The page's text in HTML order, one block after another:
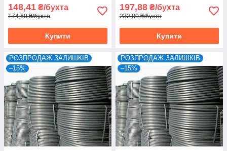
148,41 ₴/бухта
174,60 ₴/бухта
Купити
197,88 ₴/бухта
232,80 ₴/бухта
Купити
РОЗПРОДАЖ ЗАЛИШКІВ
–15%
РОЗПРОДАЖ ЗАЛИШКІВ
–15%